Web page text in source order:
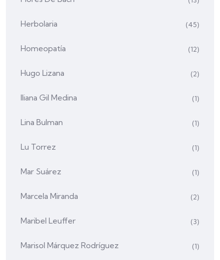
Herbolaria (45)
Homeopatía (12)
Hugo Lizana (2)
Iliana Gil Medina (1)
Lina Bulman (1)
Lu Torrez (1)
Mar Suárez (1)
Marcela Miranda (2)
Maribel Leuffer (3)
Marisol Márquez Rodríguez (1)